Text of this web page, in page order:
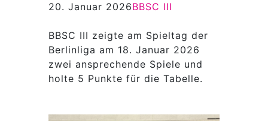
20. Januar 2026BBSC III
BBSC III zeigte am Spieltag der
Berlinliga am 18. Januar 2026
zwei ansprechende Spiele und
holte 5 Punkte für die Tabelle.